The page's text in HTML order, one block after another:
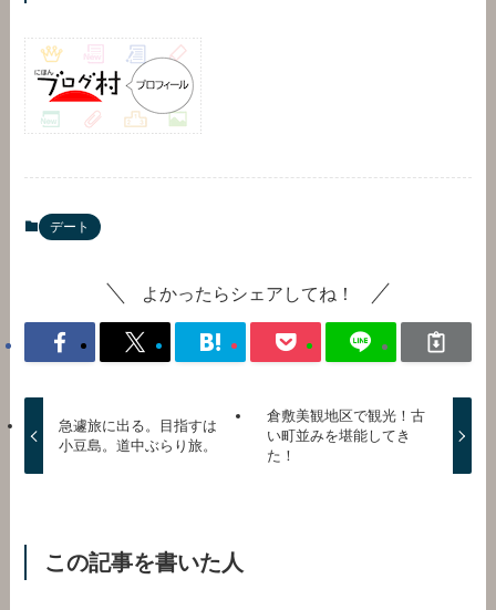
デート
よかったらシェアしてね！
急遽旅に出る。目指すは
小豆島。道中ぶらり旅。
倉敷美観地区で観光！古
い町並みを堪能してき
た！
この記事を書いた人